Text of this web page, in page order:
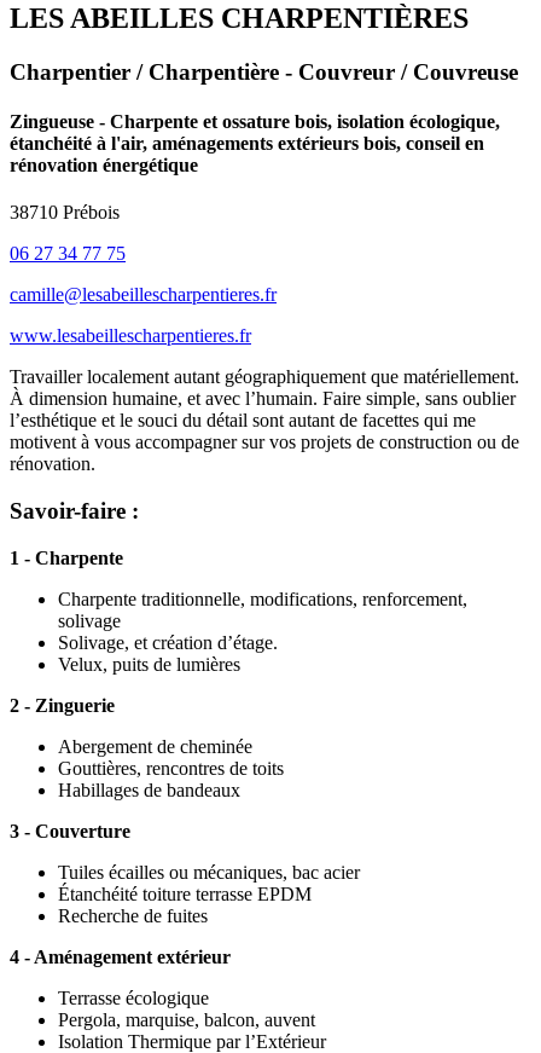
LES ABEILLES CHARPENTIÈRES
Charpentier / Charpentière - Couvreur / Couvreuse
Zingueuse - Charpente et ossature bois, isolation écologique,
étanchéité à l'air, aménagements extérieurs bois, conseil en
rénovation énergétique
38710 Prébois
06 27 34 77 75
camille@lesabeillescharpentieres.fr
www.lesabeillescharpentieres.fr
Travailler localement autant géographiquement que matériellement.
À dimension humaine, et avec l’humain. Faire simple, sans oublier
l’esthétique et le souci du détail sont autant de facettes qui me
motivent à vous accompagner sur vos projets de construction ou de
rénovation.
Savoir-faire :
1 - Charpente
Charpente traditionnelle, modifications, renforcement,
solivage
Solivage, et création d’étage.
Velux, puits de lumières
2 - Zinguerie
Abergement de cheminée
Gouttières, rencontres de toits
Habillages de bandeaux
3 - Couverture
Tuiles écailles ou mécaniques, bac acier
Étanchéité toiture terrasse EPDM
Recherche de fuites
4 - Aménagement extérieur
Terrasse écologique
Pergola, marquise, balcon, auvent
Isolation Thermique par l’Extérieur